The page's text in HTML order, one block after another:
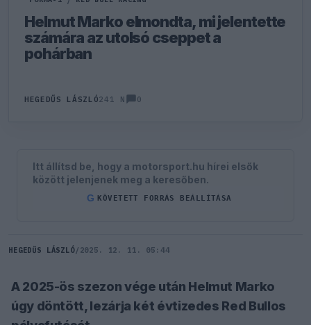
Helmut Marko elmondta, mi jelentette
számára az utolsó cseppet a
pohárban
HEGEDŰS LÁSZLÓ241 N 0
Itt állítsd be, hogy a motorsport.hu hírei elsők
között jelenjenek meg a keresőben.
G KÖVETETT FORRÁS BEÁLLÍTÁSA
HEGEDŰS LÁSZLÓ/ 2025. 12. 11. 05:44
A 2025-ös szezon vége után Helmut Marko
úgy döntött, lezárja két évtizedes Red Bullos